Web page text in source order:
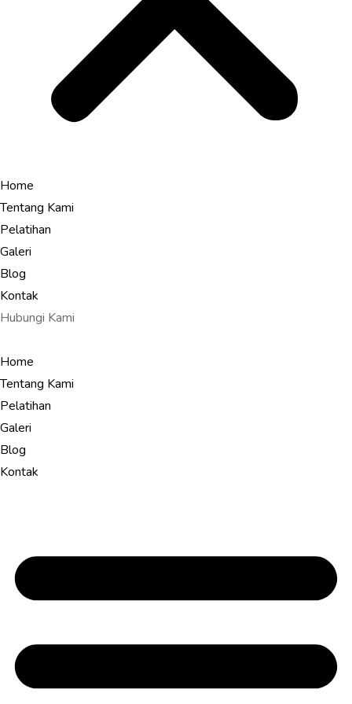
Home
Tentang Kami
Pelatihan
Galeri
Blog
Kontak
Hubungi Kami
Home
Tentang Kami
Pelatihan
Galeri
Blog
Kontak